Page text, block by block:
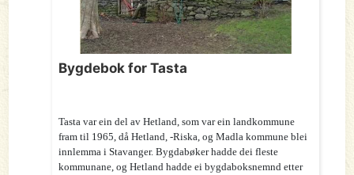
Bygdebok for Tasta
Tasta var ein del av Hetland, som var ein landkommune
fram til 1965, då Hetland, -Riska, og Madla kommune blei
innlemma i Stavanger. Bygdabøker hadde dei fleste
kommunane, og Hetland hadde ei bygdaboksnemnd etter